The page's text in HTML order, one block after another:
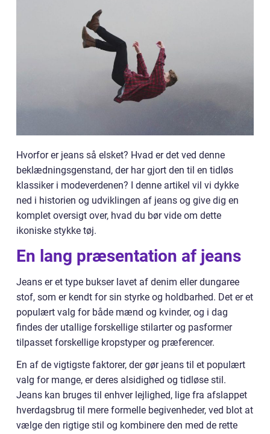
Hvorfor er jeans så elsket? Hvad er det ved denne
beklædningsgenstand, der har gjort den til en tidløs
klassiker i modeverdenen? I denne artikel vil vi dykke
ned i historien og udviklingen af jeans og give dig en
komplet oversigt over, hvad du bør vide om dette
ikoniske stykke tøj.
En lang præsentation af jeans
Jeans er et type bukser lavet af denim eller dungaree
stof, som er kendt for sin styrke og holdbarhed. Det er et
populært valg for både mænd og kvinder, og i dag
findes der utallige forskellige stilarter og pasformer
tilpasset forskellige kropstyper og præferencer.
En af de vigtigste faktorer, der gør jeans til et populært
valg for mange, er deres alsidighed og tidløse stil.
Jeans kan bruges til enhver lejlighed, lige fra afslappet
hverdagsbrug til mere formelle begivenheder, ved blot at
vælge den rigtige stil og kombinere den med de rette